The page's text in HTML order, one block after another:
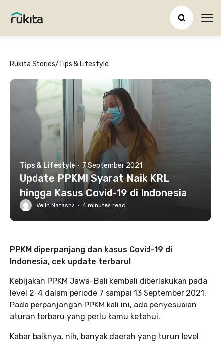
Rukita Stories/Tips & Lifestyle
Tips & Lifestyle · 7 September 2021
Update PPKM! Syarat Naik KRL
hingga Kasus Covid-19 di Indonesia
Velin Natasha · 4 minutes read
PPKM diperpanjang dan kasus Covid-19 di
Indonesia, cek update terbaru!
Kebijakan PPKM Jawa-Bali kembali diberlakukan pada
level 2-4 dalam periode 7 sampai 13 September 2021.
Pada perpanjangan PPKM kali ini, ada penyesuaian
aturan terbaru yang perlu kamu ketahui.
Kabar baiknya, nih, banyak daerah yang turun level